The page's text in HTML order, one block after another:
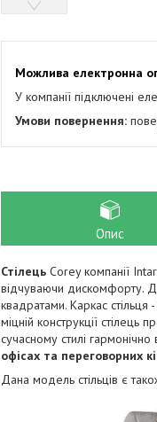
У компанії підключені
Опис
Стілець Corey компанії
відчуваючи дискомфорту.
квадратами. Каркас стільця -
міцній конструкції
сучасному стилі
офісах та переговорних
Дана модель стільців є